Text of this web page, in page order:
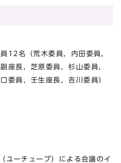
12名（荒木委員，内田委員，
座長，芝原委員，杉山委員，
委員，壬生座長，吉川委員）
ーチューブ）による会議のイ